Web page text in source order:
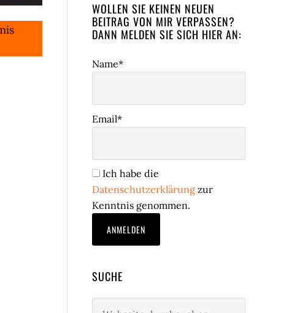
WOLLEN SIE KEINEN NEUEN
BEITRAG VON MIR VERPASSEN?
DANN MELDEN SIE SICH HIER AN:
Name*
Email*
Ich habe die
Datenschutzerklärung zur
Kenntnis genommen.
SUCHE